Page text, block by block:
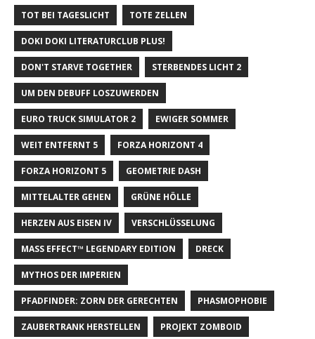
TOT BEI TAGESLICHT TOTE ZELLEN
DOKI DOKI LITERATURCLUB PLUS!
DON'T STARVE TOGETHER STERBENDES LICHT 2
UM DEN DEBUFF LOSZUWERDEN
EURO TRUCK SIMULATOR 2 EWIGER SOMMER
WEIT ENTFERNT 5 FORZA HORIZONT 4
FORZA HORIZONT 5 GEOMETRIE DASH
MITTELALTER GEHEN GRÜNE HÖLLE
HERZEN AUS EISEN IV VERSCHLÜSSELUNG
MASS EFFECT™ LEGENDARY EDITION DRECK
MYTHOS DER IMPERIEN
PFADFINDER: ZORN DER GERECHTEN PHASMOPHOBIE
ZAUBERTRANK HERSTELLEN PROJEKT ZOMBOID